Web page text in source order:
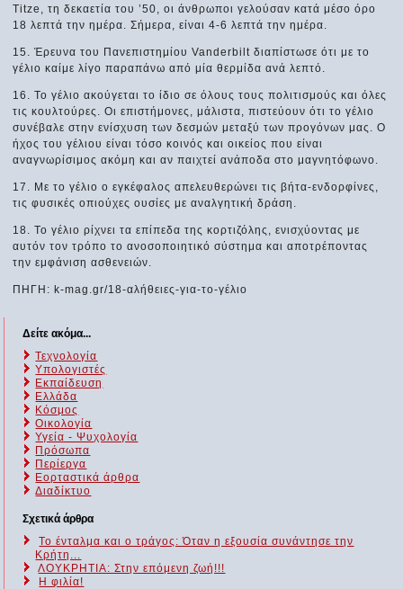
Titze, τη δεκαετία του ’50, οι άνθρωποι γελούσαν κατά μέσο όρο
18 λεπτά την ημέρα. Σήμερα, είναι 4-6 λεπτά την ημέρα.
15. Έρευνα του Πανεπιστημίου Vanderbilt διαπίστωσε ότι με το
γέλιο καίμε λίγο παραπάνω από μία θερμίδα ανά λεπτό.
16. Το γέλιο ακούγεται το ίδιο σε όλους τους πολιτισμούς και όλες
τις κουλτούρες. Oι επιστήμονες, μάλιστα, πιστεύουν ότι το γέλιο
συνέβαλε στην ενίσχυση των δεσμών μεταξύ των προγόνων μας. Ο
ήχος του γέλιου είναι τόσο κοινός και οικείος που είναι
αναγνωρίσιμος ακόμη και αν παιχτεί ανάποδα στο μαγνητόφωνο.
17. Με το γέλιο ο εγκέφαλος απελευθερώνει τις βήτα-ενδορφίνες,
τις φυσικές οπιούχες ουσίες με αναλγητική δράση.
18. Το γέλιο ρίχνει τα επίπεδα της κορτιζόλης, ενισχύοντας με
αυτόν τον τρόπο το ανοσοποιητικό σύστημα και αποτρέποντας
την εμφάνιση ασθενειών.
ΠΗΓΗ: k-mag.gr/18-αλήθειες-για-το-γέλιο
Δείτε ακόμα...
Τεχνολογία
Υπολογιστές
Εκπαίδευση
Ελλάδα
Κόσμος
Οικολογία
Υγεία - Ψυχολογία
Πρόσωπα
Περίεργα
Εορταστικά άρθρα
Διαδίκτυο
Σχετικά άρθρα
Το ένταλμα και ο τράγος: Όταν η εξουσία συνάντησε την
Κρήτη...
ΛΟΥΚΡΗΤΙΑ: Στην επόμενη ζωή!!!
Η φιλία!